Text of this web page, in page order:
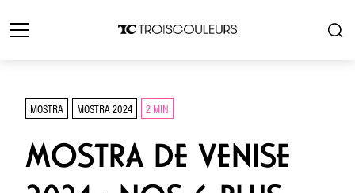
MOSTRA MOSTRA 2024 2 MIN
MOSTRA DE VENISE